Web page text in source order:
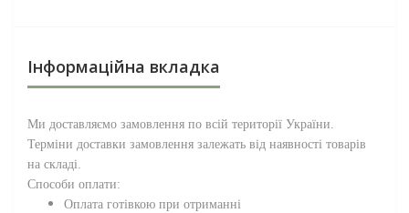
Інформаційна вкладка
Ми доставляємо замовлення по всій території України.
Терміни доставки замовлення залежать від наявності товарів
на складі.
Способи оплати:
Оплата готівкою при отриманні